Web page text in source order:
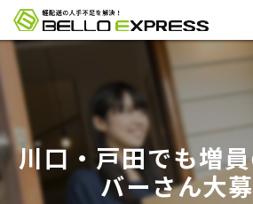
川口・戸田でも増
バーさん大